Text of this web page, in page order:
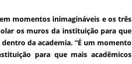
momentos inimagináveis e os três
os muros da instituição para que
da academia. “É um momento
para que mais acadêmicos